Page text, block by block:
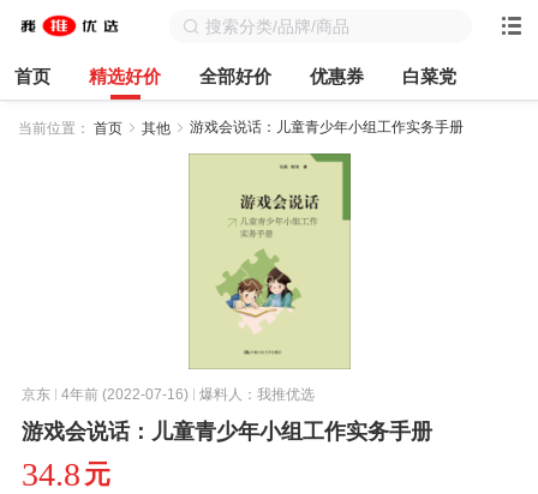
首页 精选好价 全部好价 优惠券 白菜党
当前位置： 首页 其他 游戏会说话：儿童青少年小组工作实务手册
京东 4年前 (2022-07-16) 爆料人：我推优选
游戏会说话：儿童青少年小组工作实务手册
34.8 元